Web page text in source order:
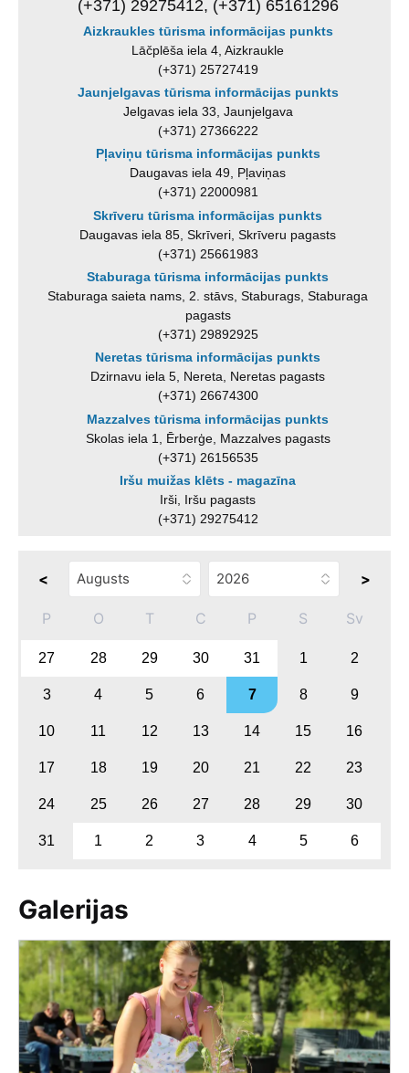
(+371) 29275412, (+371) 65161296
Aizkraukles tūrisma informācijas punkts
Lāčplēša iela 4, Aizkraukle
(+371) 25727419
Jaunjelgavas tūrisma informācijas punkts
Jelgavas iela 33, Jaunjelgava
(+371) 27366222
Pļaviņu tūrisma informācijas punkts
Daugavas iela 49, Pļaviņas
(+371) 22000981
Skrīveru tūrisma informācijas punkts
Daugavas iela 85, Skrīveri, Skrīveru pagasts
(+371) 25661983
Staburaga tūrisma informācijas punkts
Staburaga saieta nams, 2. stāvs, Staburags, Staburaga
pagasts
(+371) 29892925
Neretas tūrisma informācijas punkts
Dzirnavu iela 5, Nereta, Neretas pagasts
(+371) 26674300
Mazzalves tūrisma informācijas punkts
Skolas iela 1, Ērberģe, Mazzalves pagasts
(+371) 26156535
Iršu muižas klēts - magazīna
Irši, Iršu pagasts
(+371) 29275412
< >
P O T C P S Sv
27 28 29 30 31 1 2
3 4 5 6 7 8 9
10 11 12 13 14 15 16
17 18 19 20 21 22 23
24 25 26 27 28 29 30
31 1 2 3 4 5 6
Galerijas